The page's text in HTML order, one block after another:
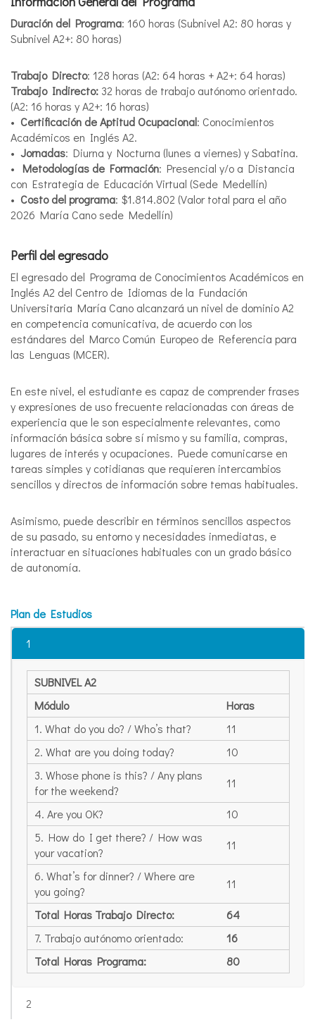
Duración del Programa: 160 horas (Subnivel A2: 80 horas y
Subnivel A2+: 80 horas)
Trabajo Directo: 128 horas (A2: 64 horas + A2+: 64 horas)
Trabajo Indirecto: 32 horas de trabajo autónomo orientado.
(A2: 16 horas y A2+: 16 horas)
• Certificación de Aptitud Ocupacional: Conocimientos
Académicos en Inglés A2.
• Jornadas: Diurna y Nocturna (lunes a viernes) y Sabatina.
• Metodologías de Formación: Presencial y/o a Distancia
con Estrategia de Educación Virtual (Sede Medellín)
• Costo del programa: $1.814.802 (Valor total para el año
2026 María Cano sede Medellín)
Perfil del egresado
El egresado del Programa de Conocimientos Académicos en
Inglés A2 del Centro de Idiomas de la Fundación
Universitaria María Cano alcanzará un nivel de dominio A2
en competencia comunicativa, de acuerdo con los
estándares del Marco Común Europeo de Referencia para
las Lenguas (MCER).
En este nivel, el estudiante es capaz de comprender frases
y expresiones de uso frecuente relacionadas con áreas de
experiencia que le son especialmente relevantes, como
información básica sobre sí mismo y su familia, compras,
lugares de interés y ocupaciones. Puede comunicarse en
tareas simples y cotidianas que requieren intercambios
sencillos y directos de información sobre temas habituales.
Asimismo, puede describir en términos sencillos aspectos
de su pasado, su entorno y necesidades inmediatas, e
interactuar en situaciones habituales con un grado básico
de autonomía.
Plan de Estudios
1
SUBNIVEL A2
Módulo
Horas
1. What do you do? / Who’s that?
11
2. What are you doing today?
10
3. Whose phone is this? / Any plans
for the weekend?
11
4. Are you OK?
10
5. How do I get there? / How was
your vacation?
11
6. What’s for dinner? / Where are
you going?
11
Total Horas Trabajo Directo:
64
7. Trabajo autónomo orientado:
16
Total Horas Programa:
80
2